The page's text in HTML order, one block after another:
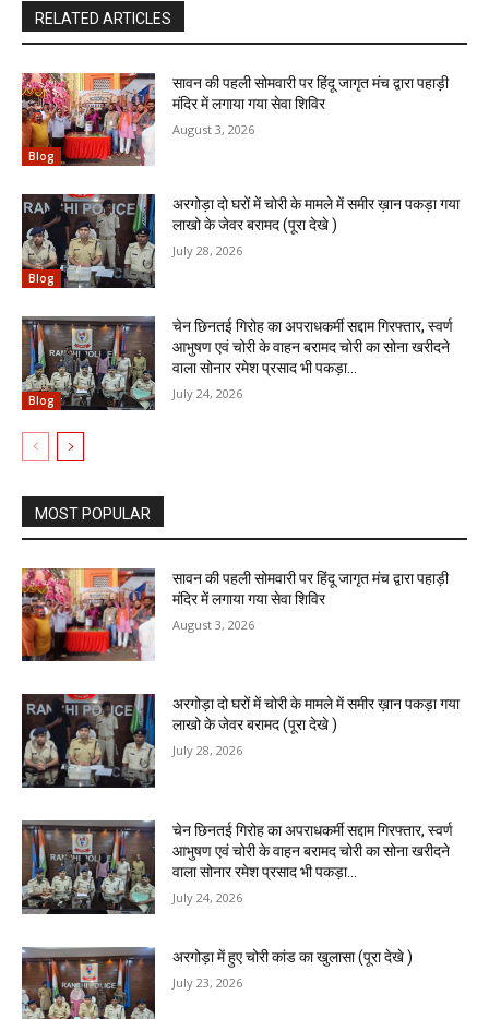
RELATED ARTICLES
Blog
सावन की पहली सोमवारी पर हिंदू जागृत मंच द्वारा पहाड़ी
मंदिर में लगाया गया सेवा शिविर
August 3, 2026
Blog
अरगोड़ा दो घरों में चोरी के मामले में समीर ख़ान पकड़ा गया
लाखो के जेवर बरामद (पूरा देखे )
July 28, 2026
Blog
चेन छिनतई गिरोह का अपराधकर्मी सद्दाम गिरफ्तार, स्वर्ण
आभुषण एवं चोरी के वाहन बरामद चोरी का सोना खरीदने
वाला सोनार रमेश प्रसाद भी पकड़ा...
July 24, 2026
MOST POPULAR
सावन की पहली सोमवारी पर हिंदू जागृत मंच द्वारा पहाड़ी
मंदिर में लगाया गया सेवा शिविर
August 3, 2026
अरगोड़ा दो घरों में चोरी के मामले में समीर ख़ान पकड़ा गया
लाखो के जेवर बरामद (पूरा देखे )
July 28, 2026
चेन छिनतई गिरोह का अपराधकर्मी सद्दाम गिरफ्तार, स्वर्ण
आभुषण एवं चोरी के वाहन बरामद चोरी का सोना खरीदने
वाला सोनार रमेश प्रसाद भी पकड़ा...
July 24, 2026
अरगोड़ा में हुए चोरी कांड का खुलासा (पूरा देखे )
July 23, 2026